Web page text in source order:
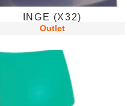
INGE (X32)
Outlet